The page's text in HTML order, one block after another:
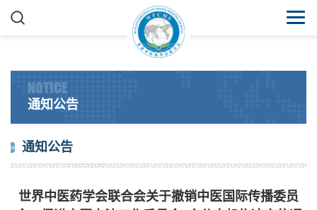
NOTICE
通知公告
通知公告
世界中医药学会联合会关于撤销中医国际传播委员